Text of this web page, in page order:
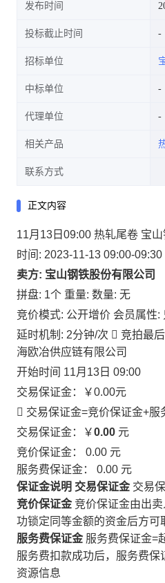
发布时间
投标截止时间
招标单位
中标单位
代理单位
相关产品
联系方式
正文内容
11月13日09:00 热轧尾卷 宝
时间: 2023-11-13 09:00-09:30
卖方: 宝山钢铁股份有限公司
拼盘: 1个 重量: 数量: 无
竞价模式: 公开增价 会员属性:
延时机制: 2分钟/次  竞拍最
海欧冶供应链有限公司
开始时间 11月13日 09:00
交易保证金：
￥0.00元
 交易保证金=竞价保证金+服
交易保证金：￥0.00 元
竞价保证金： 0.00 元
服务费保证金： 0.00 元
保证金说明 交易保证金 交易
竞价保证金 竞价保证金由出
功锁定同等金额的资金后方
服务费保证金 服务费保证金=
服务费扣款成功后，服务费保
资源信息